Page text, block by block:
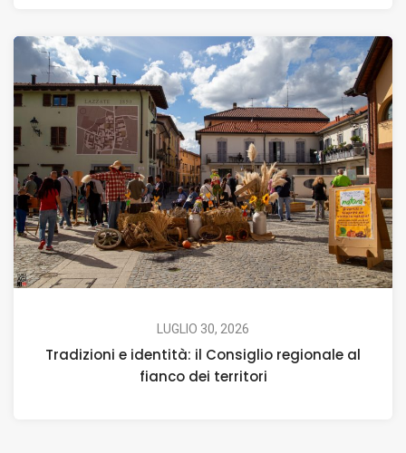
LUGLIO 30, 2026
Tradizioni e identità: il Consiglio regionale al
fianco dei territori